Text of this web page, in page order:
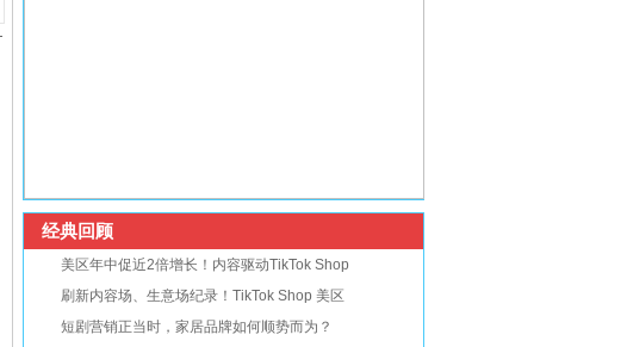
经典回顾
美区年中促近2倍增长！内容驱动TikTok Shop
刷新内容场、生意场纪录！TikTok Shop 美区
短剧营销正当时，家居品牌如何顺势而为？